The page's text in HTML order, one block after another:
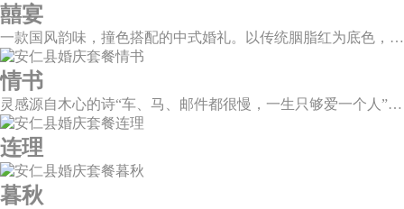
囍宴
一款国风韵味，撞色搭配的中式婚礼。以传统胭脂红为底色，黛蓝色花鸟点缀其中，热情的红色和低调的古风书画色相辅相成。
情书
灵感源自木心的诗“车、马、邮件都很慢，一生只够爱一个人”。那是一个情书里的年代，见字如面，纸短情长，想为你再写一纸情书，一字一句掂量，把文字写成我思念的模样。
连理
暮秋